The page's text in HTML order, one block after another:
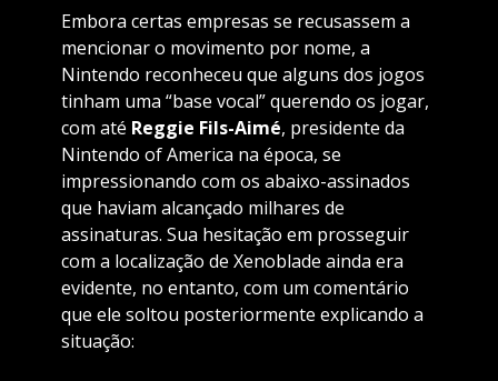
Embora certas empresas se recusassem a
mencionar o movimento por nome, a
Nintendo reconheceu que alguns dos jogos
tinham uma “base vocal” querendo os jogar,
com até Reggie Fils-Aimé, presidente da
Nintendo of America na época, se
impressionando com os abaixo-assinados
que haviam alcançado milhares de
assinaturas. Sua hesitação em prosseguir
com a localização de Xenoblade ainda era
evidente, no entanto, com um comentário
que ele soltou posteriormente explicando a
situação: